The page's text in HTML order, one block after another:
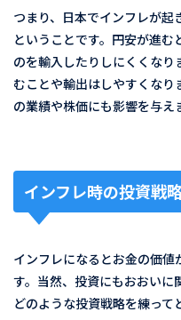
つまり、日本でインフレが
ということです。円安が進む
のを輸入したりしにくくな
むことや輸出はしやすくな
の業績や株価にも影響を与え
インフレ時の投資戦
インフレになるとお金の価
す。当然、投資にもおおいに
どのような投資戦略を練って